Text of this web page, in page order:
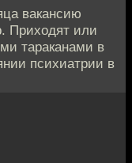
вакансию
Приходят или
тараканами в
психиатрии в